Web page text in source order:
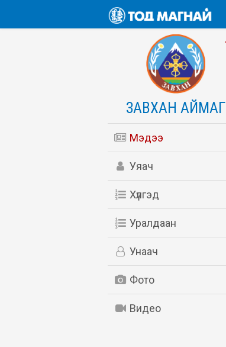
ЗАВХАН АЙМАГ
Мэдээ
Уяач
Хүлгэд
Уралдаан
Унаач
Фото
Видео